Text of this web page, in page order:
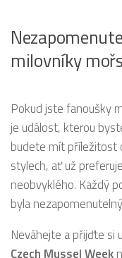
milovníky
Pokud jste fanoušky
je událost, kterou
budete mít příležitost
stylech, ať už
neobvyklého. Každý
byla
Neváhejte a přijďte si
Czech Mussel Week